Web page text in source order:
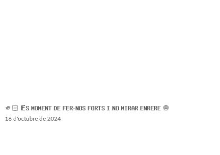
🫵🏻 𝗘́𝗦 𝗠𝗢𝗠𝗘𝗡𝗧 𝗗𝗘 𝗙𝗘𝗥-𝗡𝗢𝗦 𝗙𝗢𝗥𝗧𝗦 𝗜 𝗡𝗢 𝗠𝗜𝗥𝗔𝗥 𝗘𝗡𝗥𝗘𝗥𝗘 🧅
16 d'octubre de 2024